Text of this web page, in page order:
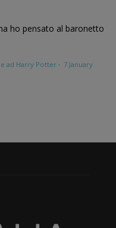
ho pensato al baronetto
ad Harry Potter · 7 January